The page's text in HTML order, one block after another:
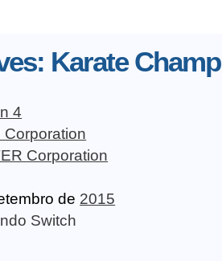
Karate Champ
4
Corporation
Corporation
de 2015
Switch